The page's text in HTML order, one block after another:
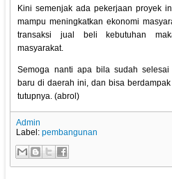
Kini semenjak ada pekerjaan proyek
mampu meningkatkan ekonomi
transaksi jual beli kebutuhan
masyarakat.
Semoga nanti apa bila sudah
baru di daerah ini, dan bisa
tutupnya. (abrol)
Admin
Label:pembangunan